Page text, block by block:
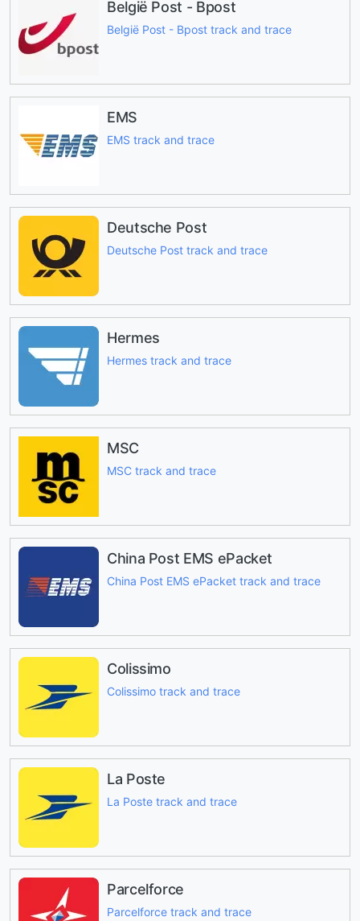
België Post - Bpost
België Post - Bpost track and trace
EMS
EMS track and trace
Deutsche Post
Deutsche Post track and trace
Hermes
Hermes track and trace
MSC
MSC track and trace
China Post EMS ePacket
China Post EMS ePacket track and trace
Colissimo
Colissimo track and trace
La Poste
La Poste track and trace
Parcelforce
Parcelforce track and trace